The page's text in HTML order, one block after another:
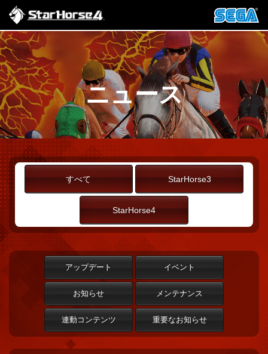
ニュース
すべて StarHorse3
StarHorse4
アップデート イベント
お知らせ メンテナンス
連動コンテンツ 重要なお知らせ